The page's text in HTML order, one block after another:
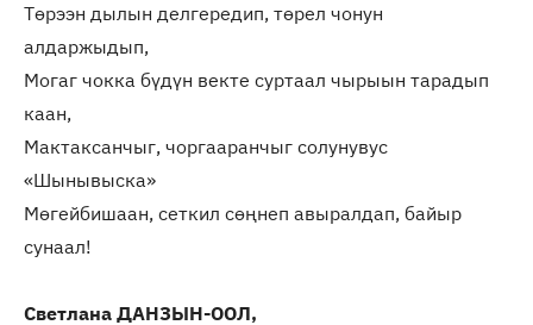
Төрээн дылын делгередип, төрел чонун
алдаржыдып,
Могаг чокка бүдүн векте суртаал чырыын тарадып
каан,
Мактаксанчыг, чоргааранчыг солунувус
«Шынывыска»
Мөгейбишаан, сеткил сөңнеп авыралдап, байыр
сунаал!
Светлана ДАНЗЫН-ООЛ,